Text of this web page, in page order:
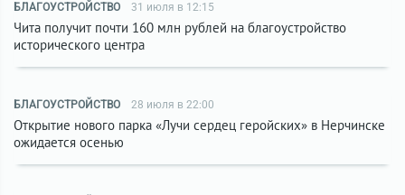
БЛАГОУСТРОЙСТВО 31 июля в 12:15
Чита получит почти 160 млн рублей на благоустройство
исторического центра
БЛАГОУСТРОЙСТВО 28 июля в 22:00
Открытие нового парка «Лучи сердец геройских» в Нерчинске
ожидается осенью